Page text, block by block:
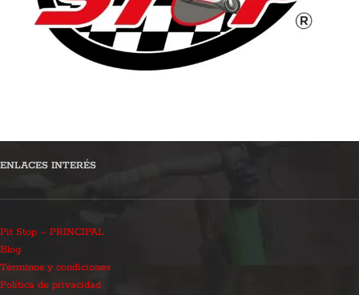
ENLACES INTERÉS
Pit Stop – PRINCIPAL
Blog
Términos y condiciones
Política de privacidad